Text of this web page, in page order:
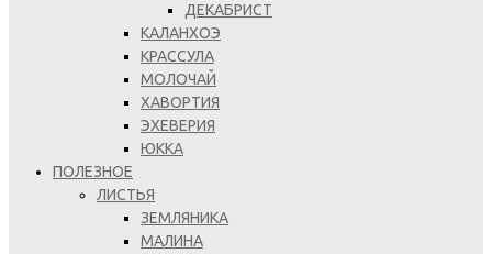
ДЕКАБРИСТ
КАЛАНХОЭ
КРАССУЛА
МОЛОЧАЙ
ХАВОРТИЯ
ЭХЕВЕРИЯ
ЮККА
ПОЛЕЗНОЕ
ЛИСТЬЯ
ЗЕМЛЯНИКА
МАЛИНА